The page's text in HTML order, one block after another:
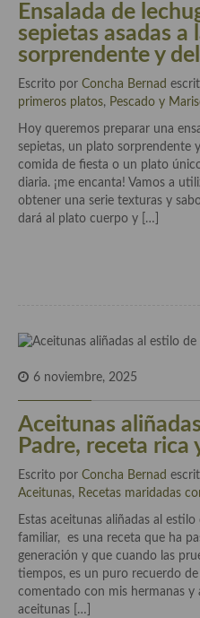
Cocina Canaria
Cocina Castellana
Cocina Castilla – La Mancha
Cocina Catalana
Cocina Extremeña
Cocina Gallega
Cocina Riojana
Cocina Valenciana
Cocina Vasca
Cocina Europea
Cocina Alemana
Cocina Austriaca
Cocina Belga
Cocina Britanica
Ensalada de
sepietas asadas a
sorprendente y
Escrito por Concha Bernad
primeros platos, Pescado y
Hoy queremos preparar una
sepietas, un plato sorprendente
comida de fiesta o un plato
diaria. ¡me encanta! Vamos a
obtener una serie texturas y
dará al plato cuerpo y […]
6 noviembre, 2025
Aceitunas
Padre, receta rica
Escrito por Concha Bernad
Aceitunas, Recetas maridadas
Estas aceitunas aliñadas al
familiar, es una receta que ha
generación y que cuando las
tiempos, es un puro recuerdo
comentado con mis hermanas y
aceitunas […]